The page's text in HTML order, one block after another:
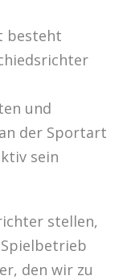
besteht
und
der Sportart
sein
stellen,
den wir zu